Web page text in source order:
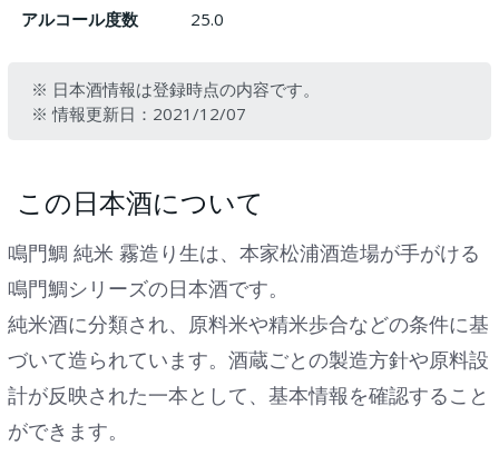
アルコール度数 25.0
※ 日本酒情報は登録時点の内容です。
※ 情報更新日：2021/12/07
この日本酒について
鳴門鯛 純米 霧造り生は、本家松浦酒造場が手がける
鳴門鯛シリーズの日本酒です。
純米酒に分類され、原料米や精米歩合などの条件に基
づいて造られています。酒蔵ごとの製造方針や原料設
計が反映された一本として、基本情報を確認すること
ができます。